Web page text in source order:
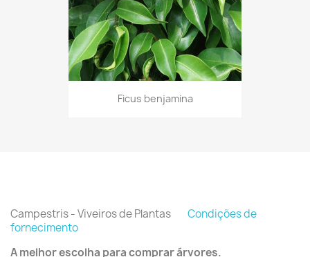
Ficus benjamina
Campestris - Viveiros de Plantas Condições de
fornecimento
A melhor escolha para comprar árvores.